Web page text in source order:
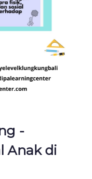
-
Anak di